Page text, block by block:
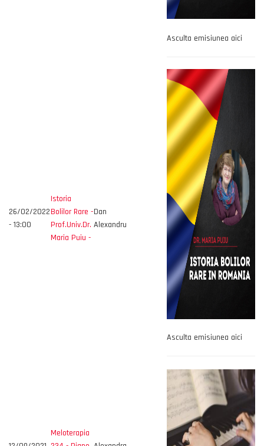
Asculta emisiunea aici
26/02/2022
- 13:00
Istoria
Bolilor Rare -
Prof.Univ.Dr.
Maria Puiu -
Dan
Alexandru
Asculta emisiunea aici
Meloterapia